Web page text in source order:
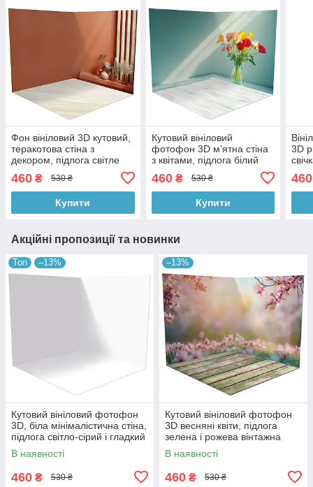
Фон вініловий 3D кутовий,
теракотова стіна з
декором, підлога світле
мармур, 50×50 см,
№58225
460 ₴ 530 ₴
Купити
Кутовий вініловий
фотофон 3D мʼятна стіна
з квітами, підлога білий
мармур і вибілене дерево,
50×50 см, №58670
460₴ 530 ₴
Купити
3D
460
Акційні пропозиції та новинки
Топ –13%
Кутовий вініловий фотофон
3D, біла мінімалістична стіна,
підлога світло-сірий і гладкий
бетон, 50×50 см, №58301
В наявності
460 ₴ 530 ₴
–13%
Кутовий вініловий фотофон
3D весняні квіти, підлога
зелена і рожева вінтажна
дошка, 50×50 см, №58615
В наявності
460 ₴ 530 ₴